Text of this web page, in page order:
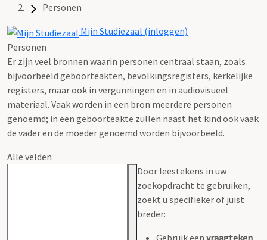
Personen
Mijn Studiezaal (inloggen)
Personen
Er zijn veel bronnen waarin personen centraal staan, zoals
bijvoorbeeld geboorteakten, bevolkingsregisters, kerkelijke
registers, maar ook in vergunningen en in audiovisueel
materiaal. Vaak worden in een bron meerdere personen
genoemd; in een geboorteakte zullen naast het kind ook vaak
de vader en de moeder genoemd worden bijvoorbeeld.
Alle velden
Door leestekens in uw
zoekopdracht te gebruiken,
zoekt u specifieker of juist
breder:
Gebruik een vraagteken